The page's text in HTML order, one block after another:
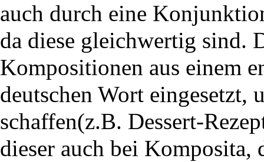
auch durch eine
da diese gleichwertig sind.
Kompositionen aus einem
deutschen Wort eingesetzt,
schaffen(z.B. Dessert-
dieser auch bei Komposita,